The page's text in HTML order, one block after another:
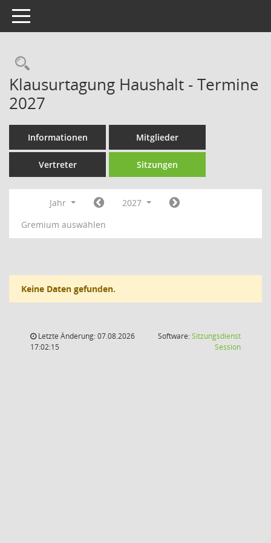
Toggle navigation
Rechercheauswahl
Klausurtagung Haushalt - Termine
2027
Informationen Mitglieder
Vertreter Sitzungen
Jahr
2027
Gremium auswählen
Keine Daten gefunden.
Letzte Änderung: 07.08.2026
17:02:15
Software:Sitzungsdienst
Session(Wird in